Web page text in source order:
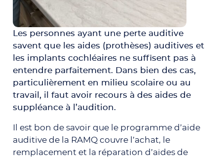
Les personnes ayant une perte auditive
savent que les aides (prothèses) auditives et
les implants cochléaires ne suffisent pas à
entendre parfaitement. Dans bien des cas,
particulièrement en milieu scolaire ou au
travail, il faut avoir recours à des aides de
suppléance à l’audition.
Il est bon de savoir que le programme d’aide
auditive de la RAMQ couvre l’achat, le
remplacement et la réparation d’aides de